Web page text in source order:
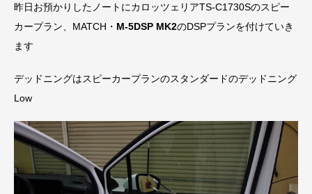
昨日お預かりしたノートにカロッツェリアTS-C1730Sのスピー
カープラン、MATCH・ M-5DSP MK2のDSPプランを付けていき
ます
デッドニングはスピーカープランのスタンダードのデッドニング
Low